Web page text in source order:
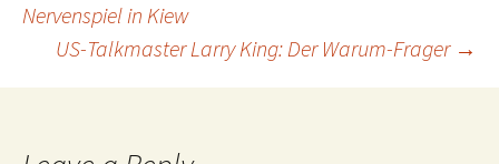
Post
navigation
Nervenspiel in Kiew
US-Talkmaster Larry King: Der Warum-Frager →